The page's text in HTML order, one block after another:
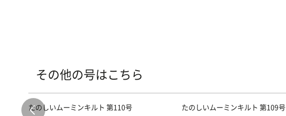
その他の号はこちら
たのしいムーミンキルト 第110号
たのしいムーミンキルト 第109号